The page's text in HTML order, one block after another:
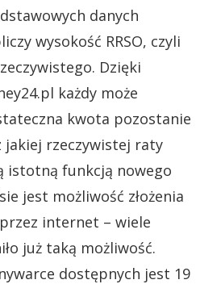
danych
wysokość RRSO, czyli
Dzięki
każdy może
kwota pozostanie
jakiej rzeczywistej raty
istotną funkcją nowego
jest możliwość złożenia
internet – wiele
już taką możliwość.
dostępnych jest 19